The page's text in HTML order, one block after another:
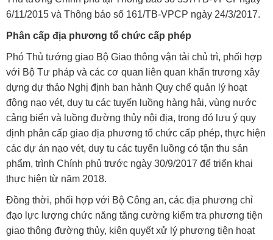
6/11/2015 và Thông báo số 161/TB-VPCP ngày 24/3/2017.
Phân cấp địa phương tổ chức cấp phép
Phó Thủ tướng giao Bộ Giao thông vận tải chủ trì, phối hợp
với Bộ Tư pháp và các cơ quan liên quan khẩn trương xây
dựng dự thảo Nghị định ban hành Quy chế quản lý hoạt
động nạo vét, duy tu các tuyến luồng hàng hải, vùng nước
cảng biển và luồng đường thủy nội địa, trong đó lưu ý quy
định phân cấp giao địa phương tổ chức cấp phép, thực hiện
các dự án nạo vét, duy tu các tuyến luồng có tận thu sản
phẩm, trình Chính phủ trước ngày 30/9/2017 để triển khai
thực hiện từ năm 2018.
Đồng thời, phối hợp với Bộ Công an, các địa phương chỉ
đạo lực lượng chức năng tăng cường kiểm tra phương tiện
giao thông đường thủy, kiên quyết xử lý phương tiện hoạt